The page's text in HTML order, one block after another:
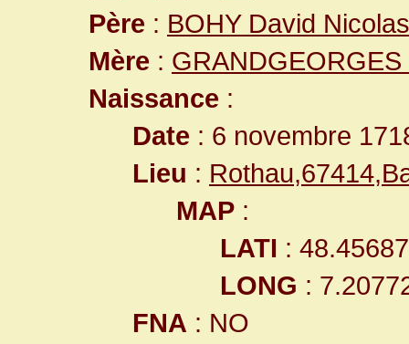
Père : BOHY David Nicolas
Mère :
Naissance :
Date : 6 novembre
Lieu :
MAP :
LATI :
LONG :
FNA : NO